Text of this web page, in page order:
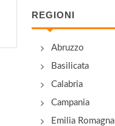
REGIONI
Abruzzo
Basilicata
Calabria
Campania
Emilia Romagna